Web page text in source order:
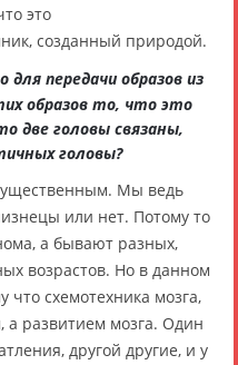
это
созданный природой.
передачи образов из
образов то, что это
две головы связаны,
головы?
Мы ведь
или нет. Потому то
а бывают разных,
возрастов. Но в данном
что схемотехника мозга,
а развитием мозга. Один
другой другие, и у